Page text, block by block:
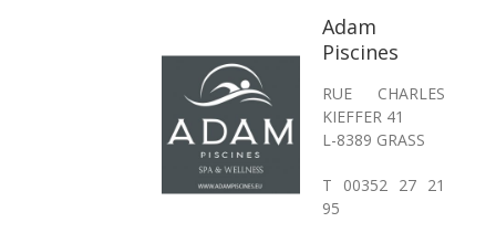
Adam
Piscines
RUE CHARLES
KIEFFER 41
L-8389 GRASS
T 00352 27 21
95